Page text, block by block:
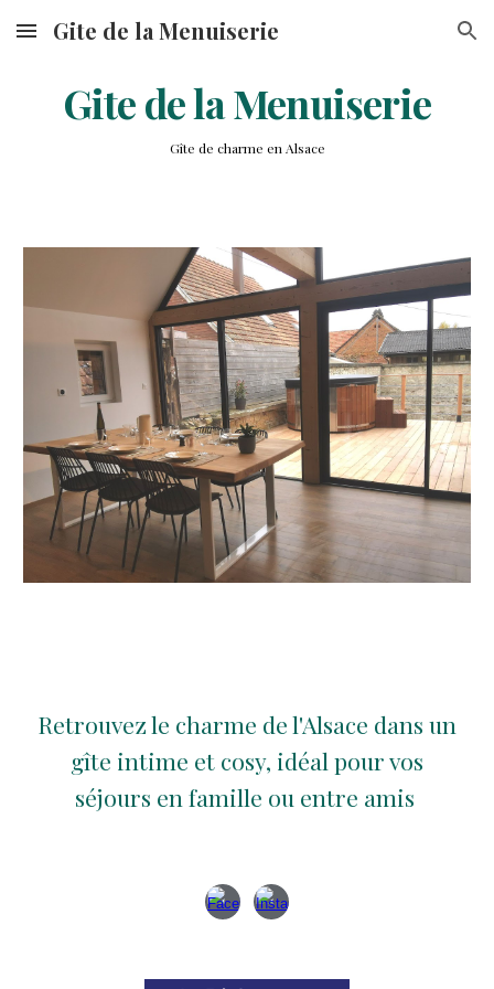
Skip to main content Skip to navigation
Gite de la Menuiserie
Gite de la Menuiserie
Gîte de charme en Alsace
Retrouvez le charme de l'Alsace dans un
gîte intime et cosy, idéal pour vos
séjours en famille ou entre amis